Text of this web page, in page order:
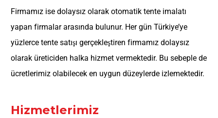
Firmamız ise dolaysız olarak otomatik tente imalatı
yapan firmalar arasında bulunur. Her gün Türkiye’ye
yüzlerce tente satışı gerçekleştiren firmamız dolaysız
olarak üreticiden halka hizmet vermektedir. Bu sebeple de
ücretlerimiz olabilecek en uygun düzeylerde izlemektedir.
Hizmetlerimiz